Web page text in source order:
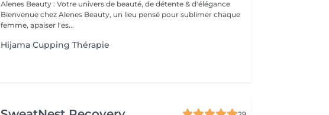
Alenes Beauty : Votre univers de beauté, de détente & d'élégance
Bienvenue chez Alenes Beauty, un lieu pensé pour sublimer chaque
femme, apaiser l'es...
Hijama Cupping Thérapie